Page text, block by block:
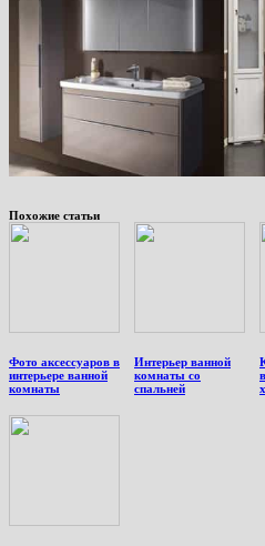
Похожие статьи
Фото аксессуаров в
интерьере ванной
комнаты
Интерьер ванной
комнаты со
спальней